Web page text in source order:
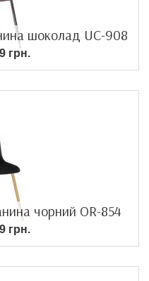
шоколад UC-908
грн.
чорний OR-854
грн.